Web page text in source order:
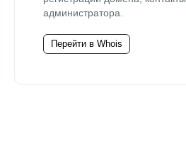
администратора.
Перейти в Whois